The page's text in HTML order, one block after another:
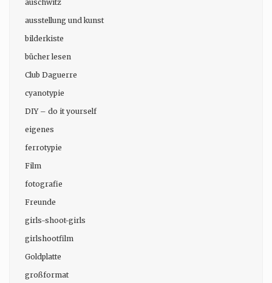
auschwitz
ausstellung und kunst
bilderkiste
bücher lesen
Club Daguerre
cyanotypie
DIY – do it yourself
eigenes
ferrotypie
Film
fotografie
Freunde
girls-shoot-girls
girlshootfilm
Goldplatte
großformat